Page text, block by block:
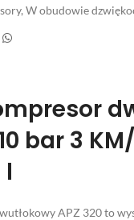
, W obudowie
bar 3
l
APZ 320 to